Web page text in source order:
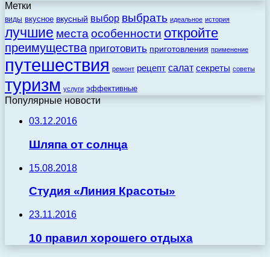
Метки
виды вкусное вкусный выбор выбрать идеальное история
лучшие места особенности откройте
преимущества приготовить приготовления применение
путешествия ремонт рецепт салат секреты советы
туризм услуги эффективные
Популярные новости
03.12.2016
Шляпа от солнца
15.08.2018
Студия «Линия Красоты»
23.11.2016
10 правил хорошего отдыха